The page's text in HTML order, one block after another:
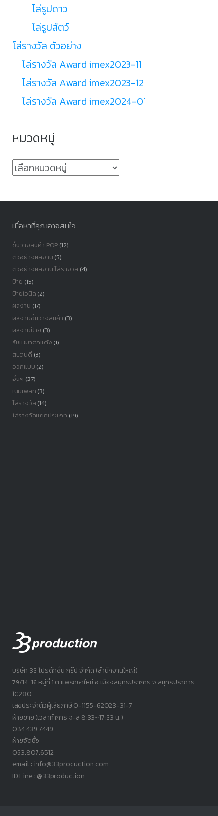
โล่รูปดาว
โล่รูปสัตว์
โล่รางวัล ตัวอย่าง
โล่รางวัล Award imex2023-11
โล่รางวัล Award imex2023-12
โล่รางวัล Award imex2024-01
หมวดหมู่
หมวด
เนื้อหาที่คุณอาจสนใจ
ชั้นวางสินค้า POP(12)
ตัวอย่างผลงาน (5)
ตัวอย่างผลงาน โล่รางวัล (4)
ป้าย (15)
ป้ายไวนิล (2)
ผลงาน (17)
ผลงานชั้นวางสินค้า (3)
ผลงานป้าย (3)
รับเหมาตกแต้ง (1)
สแตนดี้(3)
ออกแบบ (2)
อื่นๆ (37)
เนมเพลท (3)
โล่รางวัล (14)
โล่รางวัลเเยกประเภท (19)
บริษัท 33 โปรดักชั่น กรุ๊ป จำกัด (สำนักงานใหญ่)
79/14-16 หมู่ที่ 1 ต.แพรกษาใหม่ อ.เมืองสมุทรปราการ จ.สมุทรปราการ
10280
เลขประจำตัวผู้เสียภาษี 0-1155-62023-31-7
ฝ่ายขาย (เวลาทำการ จ-ส 8:33~17:33 น.)
084.439.7449
ฝ่ายจัดซื้อ
063.807.6512
email : info@33production.com
ID Line : @33production